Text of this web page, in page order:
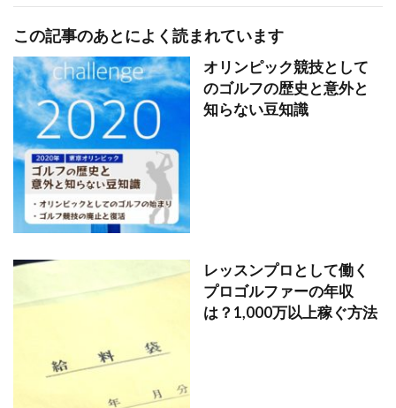
この記事のあとによく読まれています
オリンピック競技として
のゴルフの歴史と意外と
知らない豆知識
レッスンプロとして働く
プロゴルファーの年収
は？1,000万以上稼ぐ方法